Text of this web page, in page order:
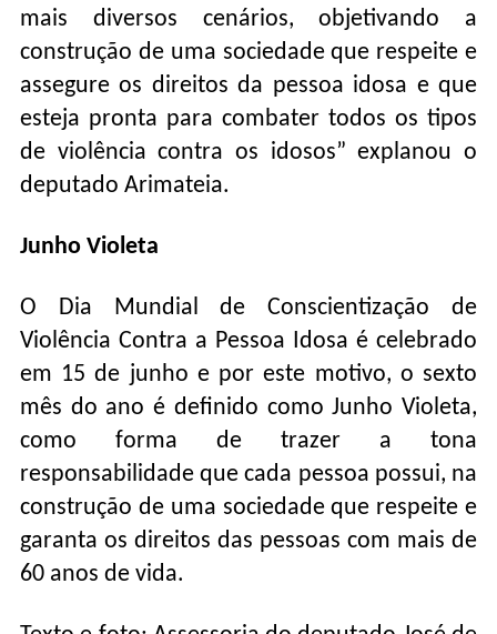
mais diversos cenários, objetivando a
construção de uma sociedade que respeite e
assegure os direitos da pessoa idosa e que
esteja pronta para combater todos os tipos
de violência contra os idosos” explanou o
deputado Arimateia.
Junho Violeta
O Dia Mundial de Conscientização de
Violência Contra a Pessoa Idosa é celebrado
em 15 de junho e por este motivo, o sexto
mês do ano é definido como Junho Violeta,
como forma de trazer a tona
responsabilidade que cada pessoa possui, na
construção de uma sociedade que respeite e
garanta os direitos das pessoas com mais de
60 anos de vida.